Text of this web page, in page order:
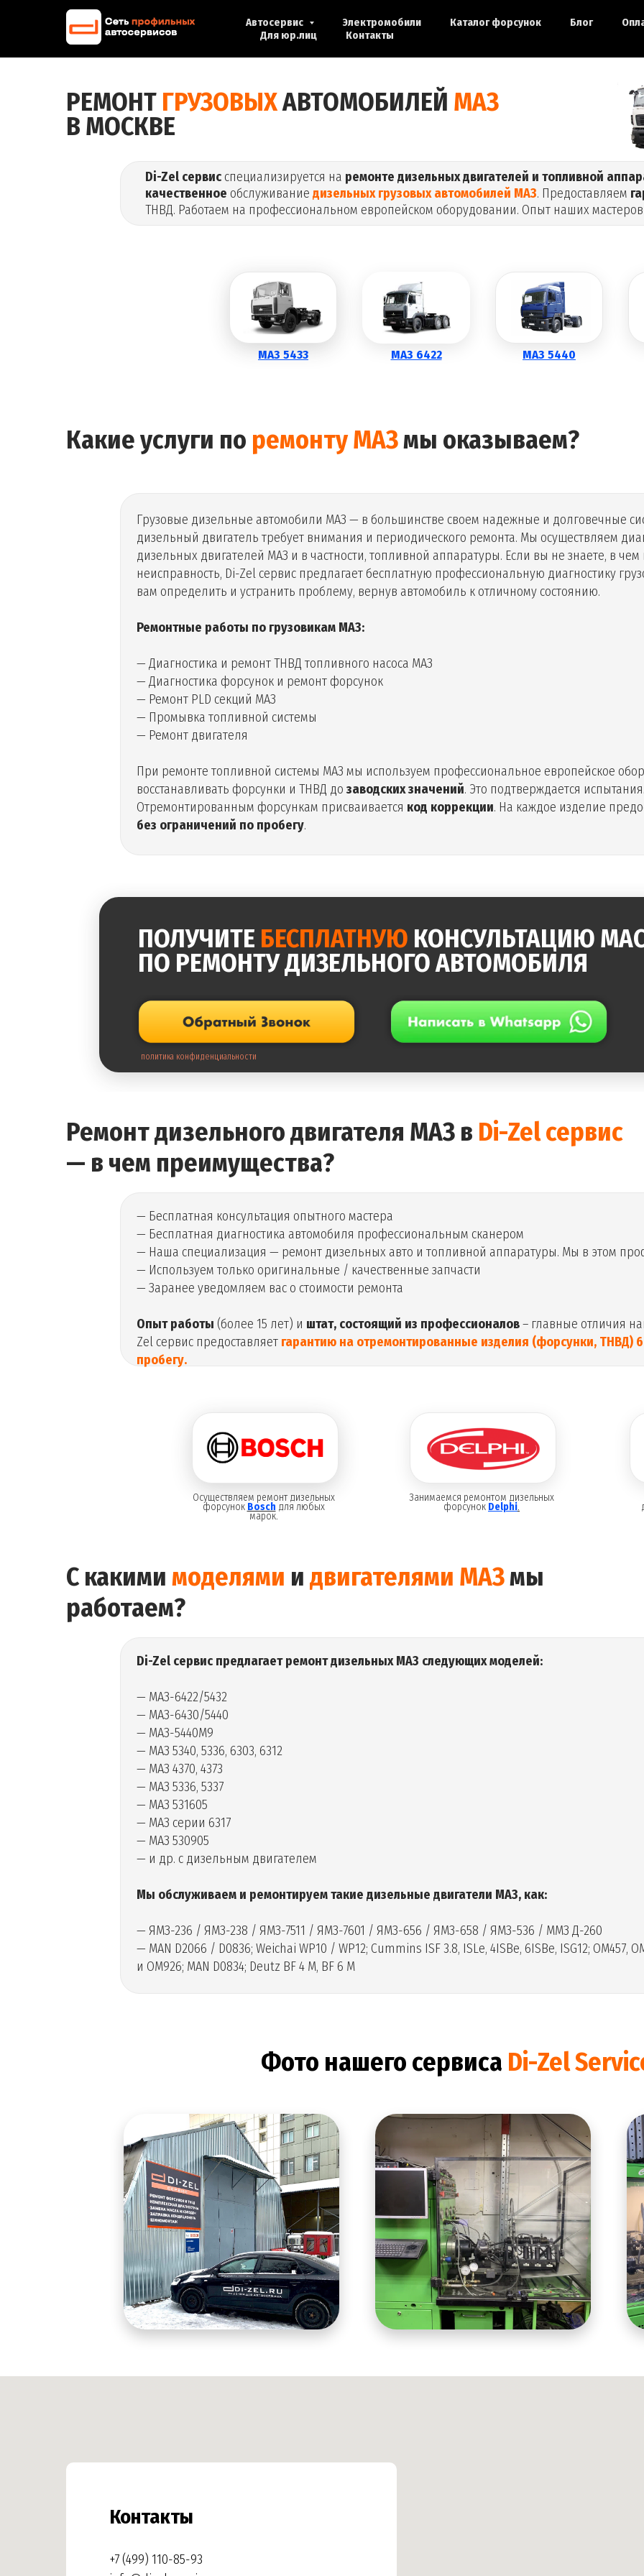
Автосервис Электромобили Каталог форсунок Блог
Для юр.лиц
Контакты
РЕМОНТ ГРУЗОВЫХАВТОМОБИЛЕЙ МАЗ
В МОСКВЕ
Di-Zel сервис специализируется на ремонте дизельных двигателей и топливной
качественное обслуживание дизельных грузовых автомобилей МАЗ. Предоставляем
ТНВД. Работаем на профессиональном европейском оборудовании. Опыт наших мастеров
МАЗ 6422 МАЗ 5440
МАЗ 5433
Какие услуги по ремонтуМАЗмы оказываем?
Грузовые дизельные автомобили МАЗ — в большинстве своем надежные и долговечные
дизельный двигатель требует внимания и периодического ремонта. Мы осуществляем
дизельных двигателей МАЗ и в частности, топливной аппаратуры. Если вы не знаете, в чем
неисправность, Di-Zel сервис предлагает бесплатную профессиональную диагностику
вам определить и устранить проблему, вернув автомобиль к отличному состоянию.
Ремонтные работы по грузовикам МАЗ:
— Диагностика и ремонт ТНВД топливного насоса МАЗ
— Диагностика форсунок и ремонт форсунок
— Ремонт PLD секций МАЗ
— Промывка топливной системы
— Ремонт двигателя
При ремонте топливной системы МАЗ мы используем профессиональное европейское
восстанавливать форсунки и ТНВД дозаводских значений. Это подтверждается
Отремонтированным форсункам присваивается код коррекции. На каждое изделие
без ограничений по пробегу.
ПОЛУЧИТЕ БЕСПЛАТНУЮ КОНСУЛЬТАЦИЮ
ПО РЕМОНТУ ДИЗЕЛЬНОГО АВТОМОБИЛЯ
политика конфиденциальности
Ремонт дизельного двигателя МАЗ в Di-Zel сервис
— в чем преимущества?
— Бесплатная консультация опытного мастера
— Бесплатная диагностика автомобиля профессиональным сканером
— Наша специализация — ремонт дизельных авто и топливной аппаратуры. Мы в этом
— Используем только оригинальные / качественные запчасти
— Заранее уведомляем вас о стоимости ремонта
Опыт работы (более 15 лет) и штат, состоящий из профессионалов– главные отличия
Zel сервис предоставляет гарантию на отремонтированные изделия (форсунки, ТНВД)
пробегу.
Осуществляем ремонт дизельных
форсунок Bosch для любых
марок.
Занимаемся ремонтом дизельных
форсунок Delphi.
С какими моделями и двигателями МАЗмы
работаем?
Di-Zel сервис предлагает ремонт дизельныхМАЗ следующих моделей:
— МАЗ-6422/5432
— МАЗ-6430/5440
— МАЗ-5440М9
— МАЗ 5340, 5336, 6303, 6312
— МАЗ 4370, 4373
— МАЗ 5336, 5337
— МАЗ 531605
— МАЗ серии 6317
— МАЗ 530905
— и др. с дизельным двигателем
Мы обслуживаем и ремонтируем такие дизельные двигатели МАЗ, как:
— ЯМЗ-236 / ЯМЗ-238 / ЯМЗ-7511 / ЯМЗ-7601 / ЯМЗ-656 / ЯМЗ-658 / ЯМЗ-536 / ММЗ Д-260
— MAN D2066 / D0836; Weichai WP10 / WP12; Cummins ISF 3.8, ISLe, 4ISBe, 6ISBe, ISG12; OM457,
и OM926; MAN D0834; Deutz BF 4 M, BF 6 M
Фото нашего сервиса Di-Zel
Контакты
+7 (499) 110-85-93